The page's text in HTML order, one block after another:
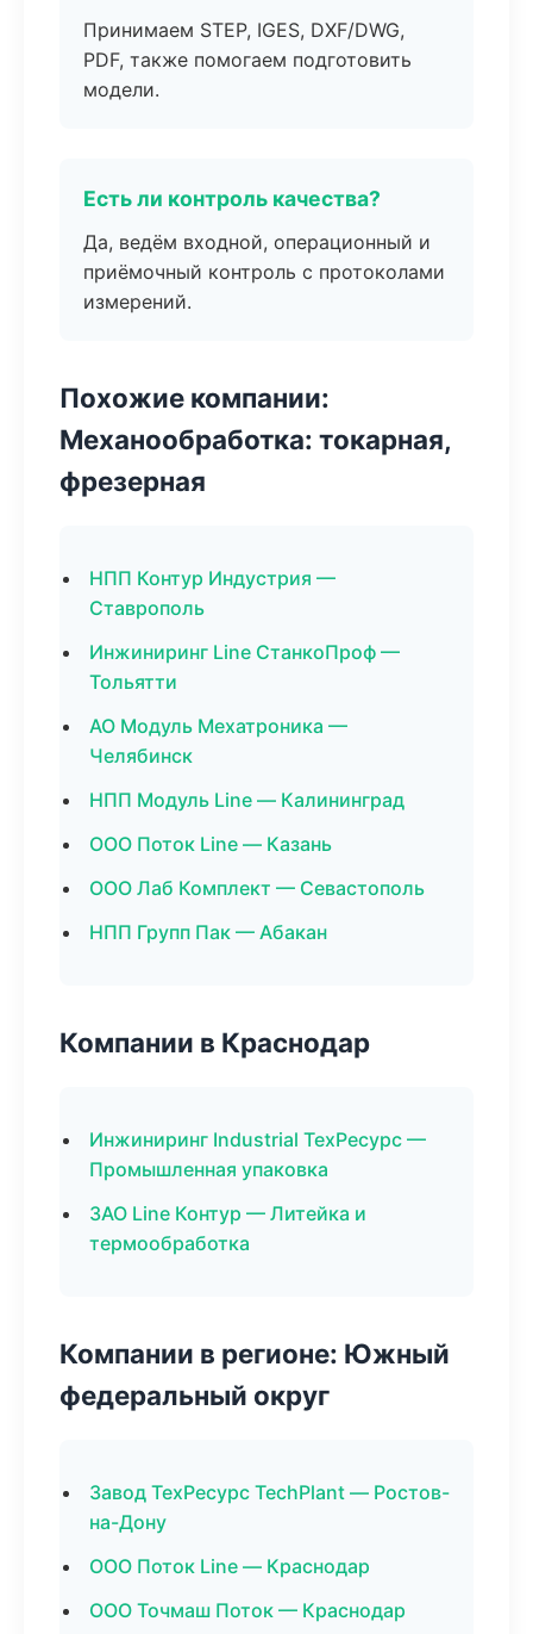
Принимаем STEP, IGES, DXF/DWG,
PDF, также помогаем подготовить
модели.
Есть ли контроль качества?
Да, ведём входной, операционный и
приёмочный контроль с протоколами
измерений.
Похожие компании:
Механообработка: токарная,
фрезерная
НПП Контур Индустрия —
Ставрополь
Инжиниринг Line СтанкоПроф —
Тольятти
АО Модуль Мехатроника —
Челябинск
НПП Модуль Line — Калининград
ООО Поток Line — Казань
ООО Лаб Комплект — Севастополь
НПП Групп Пак — Абакан
Компании в Краснодар
Инжиниринг Industrial ТехРесурс —
Промышленная упаковка
ЗАО Line Контур — Литейка и
термообработка
Компании в регионе: Южный
федеральный округ
Завод ТехРесурс TechPlant — Ростов-
на-Дону
ООО Поток Line — Краснодар
ООО Точмаш Поток — Краснодар